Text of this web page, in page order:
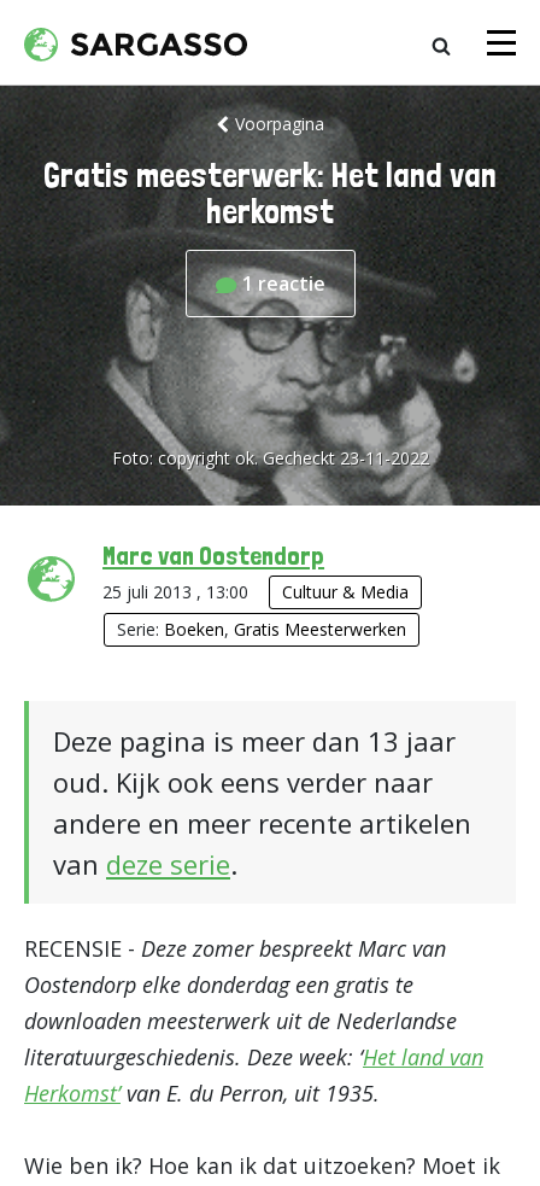
Voorpagina
Gratis meesterwerk: Het land van
herkomst
1 reactie
Foto: copyright ok. Gecheckt 23-11-2022
Marc van Oostendorp
25 juli 2013 , 13:00
Cultuur & Media
Serie: Boeken,Gratis Meesterwerken
Deze pagina is meer dan 13 jaar
oud. Kijk ook eens verder naar
andere en meer recente artikelen
van deze serie.
RECENSIE - Deze zomer bespreekt Marc van
Oostendorp elke donderdag een gratis te
downloaden meesterwerk uit de Nederlandse
literatuurgeschiedenis. Deze week: ‘Het land van
Herkomst’van E. du Perron, uit 1935.
Wie ben ik? Hoe kan ik dat uitzoeken? Moet ik